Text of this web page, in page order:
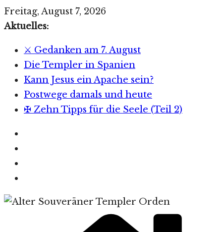
Zum
Inhalt
Freitag, August 7, 2026
Aktuelles:
⚔️ Gedanken am 7. August
Die Templer in Spanien
Kann Jesus ein Apache sein?
Postwege damals und heute
✠ Zehn Tipps für die Seele (Teil 2)